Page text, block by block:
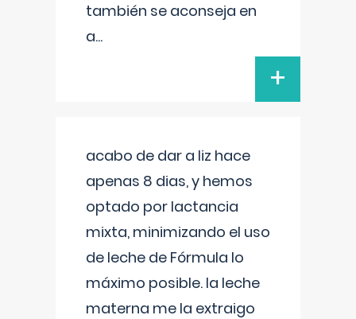
también se aconseja en
a...
+
acabo de dar a liz hace
apenas 8 dias, y hemos
optado por lactancia
mixta, minimizando el uso
de leche de Fórmula lo
máximo posible. la leche
materna me la extraigo